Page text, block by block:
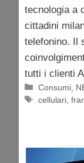
tecnologia a
cittadini
telefonino. Il
tutti i clienti
Categorie
Consumi
Tag
cellulari ,